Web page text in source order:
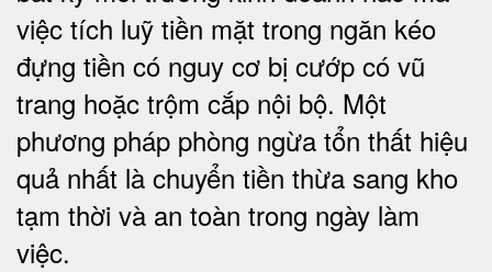
việc tích luỹ tiền mặt trong ngăn kéo
đựng tiền có nguy cơ bị cướp có vũ
trang hoặc trộm cắp nội bộ. Một
phương pháp phòng ngừa tổn thất hiệu
quả nhất là chuyển tiền thừa sang kho
tạm thời và an toàn trong ngày làm
việc.